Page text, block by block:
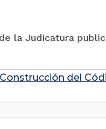
la Judicatura
del